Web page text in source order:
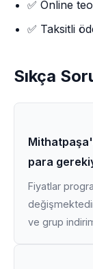
✅ Online
✅ Taksitli
Sıkça
para
Fiyatlar
ve grup